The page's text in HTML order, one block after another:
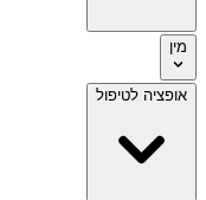
מין
אופציה לטיפול